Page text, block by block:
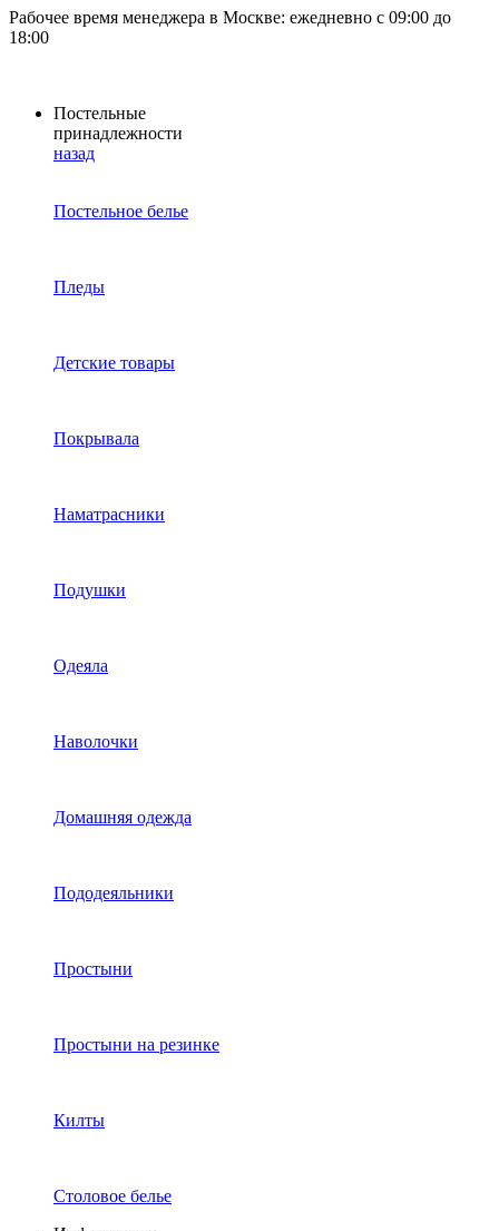
Рабочее время менеджера в Москве: ежедневно с 09:00 до
18:00
Постельные
принадлежности
назад
Постельное белье
Пледы
Детские товары
Покрывала
Наматрасники
Подушки
Одеяла
Наволочки
Домашняя одежда
Пододеяльники
Простыни
Простыни на резинке
Килты
Столовое белье